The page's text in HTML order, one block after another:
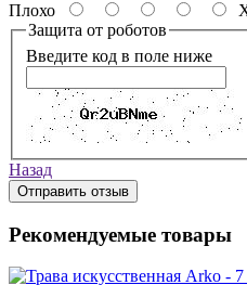
Плохо
Защита от роботов
Введите код в поле ниже
Назад
Отправить отзыв
Рекомендуемые товары